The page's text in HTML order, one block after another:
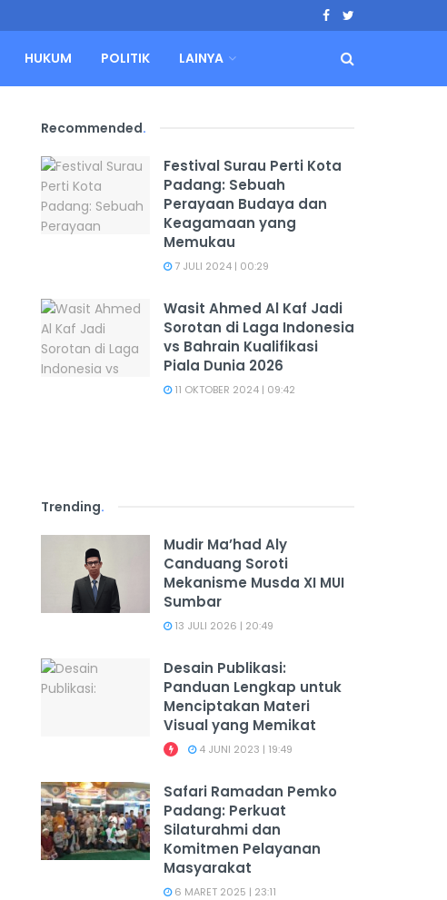
HUKUM POLITIK LAINYA
Recommended.
Festival Surau Perti Kota
Padang: Sebuah
Perayaan Budaya dan
Keagamaan yang
Memukau
7 JULI 2024 | 00:29
Wasit Ahmed Al Kaf Jadi
Sorotan di Laga Indonesia
vs Bahrain Kualifikasi
Piala Dunia 2026
11 OKTOBER 2024 | 09:42
Trending.
Mudir Ma’had Aly
Canduang Soroti
Mekanisme Musda XI MUI
Sumbar
13 JULI 2026 | 20:49
Desain Publikasi:
Panduan Lengkap untuk
Menciptakan Materi
Visual yang Memikat
4 JUNI 2023 | 19:49
Safari Ramadan Pemko
Padang: Perkuat
Silaturahmi dan
Komitmen Pelayanan
Masyarakat
6 MARET 2025 | 23:11